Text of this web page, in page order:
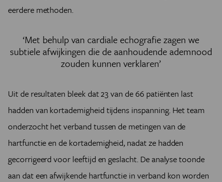
eerdere methoden.
‘Met behulp van cardiale echografie zagen we
subtiele afwijkingen die de aanhoudende ademnood
zouden kunnen verklaren’
Uit de resultaten bleek dat 23 van de 66 patiënten last
hadden van kortademigheid tijdens inspanning. Het team
onderzocht het verband tussen de metingen van de
hartfunctie en de kortademigheid, nadat ze hadden
gecorrigeerd voor leeftijd en geslacht. De analyse toonde
aan dat een afwijkende hartfunctie in verband kon worden